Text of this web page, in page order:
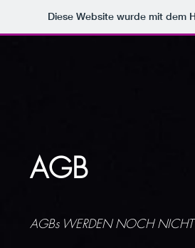
Diese Website wurde mit dem
AGB
AGBs WERDEN NOCH